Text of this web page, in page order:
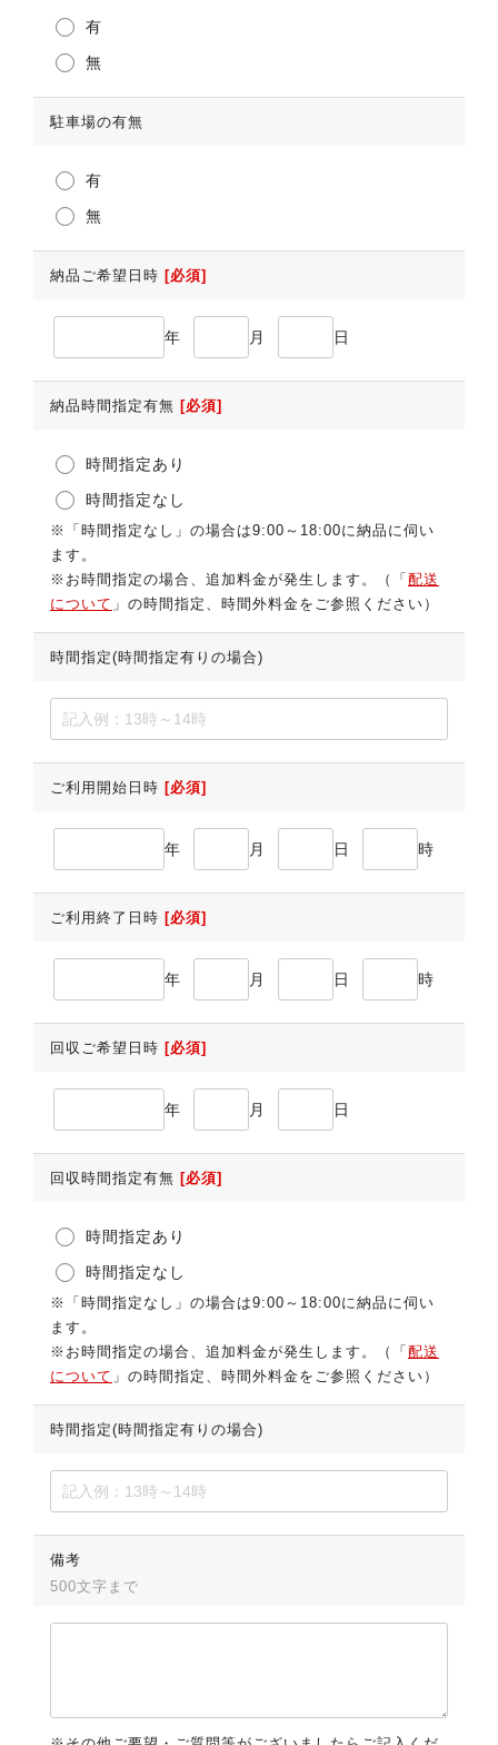
有
無
駐車場の有無
有
無
納品ご希望日時 [必須]
年 月 日
納品時間指定有無 [必須]
時間指定あり
時間指定なし
※「時間指定なし」の場合は9:00～18:00に納品に伺い
ます。
※お時間指定の場合、追加料金が発生します。（「 配送
について 」の時間指定、時間外料金をご参照ください）
時間指定(時間指定有りの場合)
ご利用開始日時 [必須]
年 月 日 時
ご利用終了日時 [必須]
年 月 日 時
回収ご希望日時 [必須]
年 月 日
回収時間指定有無 [必須]
時間指定あり
時間指定なし
※「時間指定なし」の場合は9:00～18:00に納品に伺い
ます。
※お時間指定の場合、追加料金が発生します。（「 配送
について 」の時間指定、時間外料金をご参照ください）
時間指定(時間指定有りの場合)
備考
500文字まで